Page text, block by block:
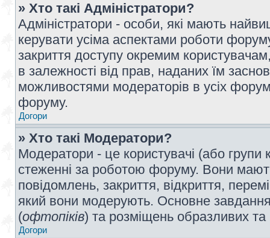
» Хто такі Адміністратори?
Адміністратори - особи, які мають
керувати усіма аспектами роботи
закриття доступу окремим
в залежності від прав, наданих їм
можливостями модераторів в усіх
форуму.
Догори
» Хто такі Модератори?
Модератори - це користувачі (або
стеженні за роботою форуму. Вони
повідомлень, закриття, відкриття,
який вони модерують. Основне
(офтопіків) та розміщень образливих
Догори